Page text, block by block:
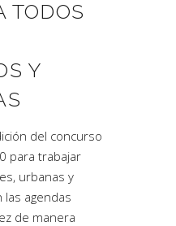
TODOS
Y
del concurso
para trabajar
urbanas y
agendas
de manera